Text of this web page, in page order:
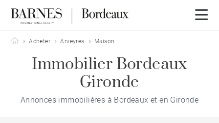
Barnes Bordeaux
Acheter Arveyres Maison
Immobilier Bordeaux
Gironde
Annonces immobilières à Bordeaux et en Gironde